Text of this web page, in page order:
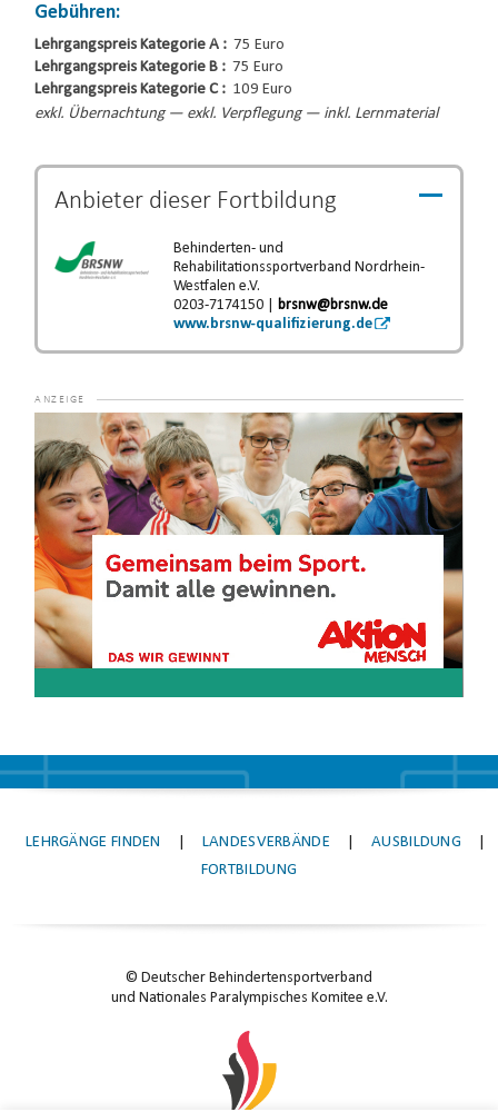
Gebühren:
Lehrgangspreis Kategorie A : 75 Euro
Lehrgangspreis Kategorie B : 75 Euro
Lehrgangspreis Kategorie C : 109 Euro
exkl. Übernachtung — exkl. Verpflegung — inkl. Lernmaterial
Anbieter dieser Fortbildung
Behinderten- und
Rehabilitationssportverband Nordrhein-
Westfalen e.V.
0203-7174150 |
brsnw@brsnw.de
www.brsnw-qualifizierung.de
Player
LEHRGÄNGE FINDEN LANDESVERBÄNDE AUSBILDUNG
FORTBILDUNG
© Deutscher Behindertensportverband
und Nationales Paralympisches Komitee e.V.